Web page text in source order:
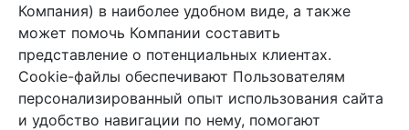
Компания) в наиболее удобном виде, а также
может помочь Компании составить
представление о потенциальных клиентах.
Cookie-файлы обеспечивают Пользователям
персонализированный опыт использования сайта
и удобство навигации по нему, помогают